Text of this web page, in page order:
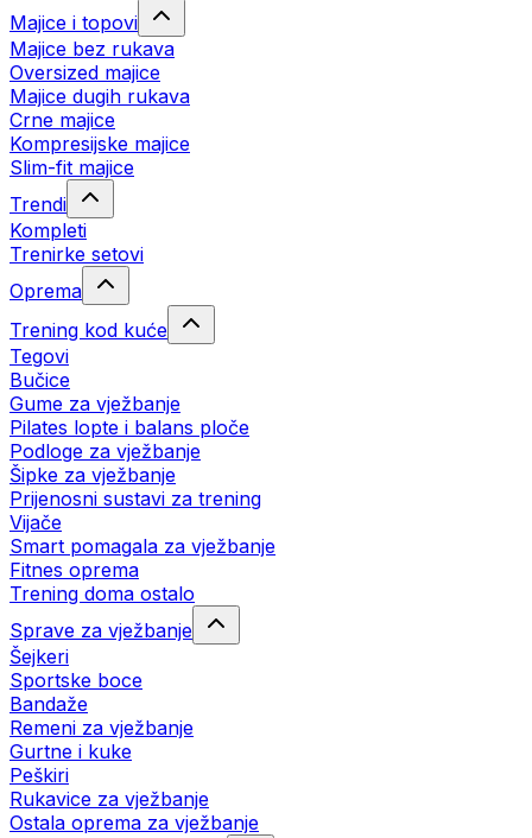
Majice i topovi
Majice bez rukava
Oversized majice
Majice dugih rukava
Crne majice
Kompresijske majice
Slim-fit majice
Trendi
Kompleti
Trenirke setovi
Oprema
Trening kod kuće
Tegovi
Bučice
Gume za vježbanje
Pilates lopte i balans ploče
Podloge za vježbanje
Šipke za vježbanje
Prijenosni sustavi za trening
Vijače
Smart pomagala za vježbanje
Fitnes oprema
Trening doma ostalo
Sprave za vježbanje
Šejkeri
Sportske boce
Bandaže
Remeni za vježbanje
Gurtne i kuke
Peškiri
Rukavice za vježbanje
Ostala oprema za vježbanje